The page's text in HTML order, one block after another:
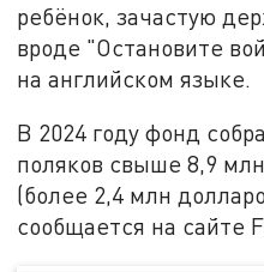
ребёнок, зачастую
вроде "Остановите
на английском языке.
В 2024 году фонд
поляков свыше 8,9
(более 2,4 млн
сообщается на сайте